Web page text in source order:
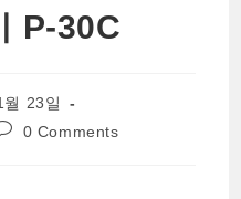
P-30C
23일
0 Comments